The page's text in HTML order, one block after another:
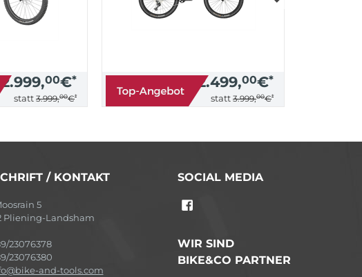
2.999,00€*
statt 3.999,00€*
2.499,00€*
statt 3.999,00€*
/ KONTAKT
5
Pliening-Landsham
23076378
23076380
and-tools.com
SOCIAL MEDIA
WIR SIND
BIKE&CO PARTNER